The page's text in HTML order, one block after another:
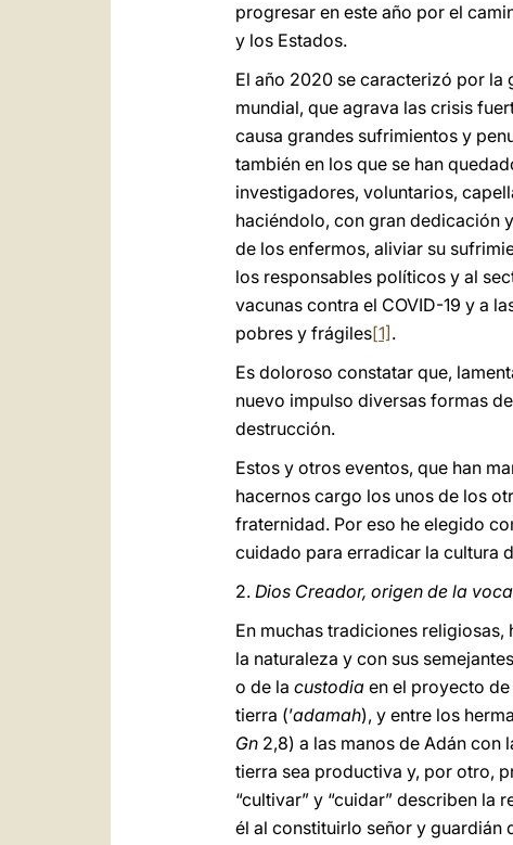
progresar en este año por el
y los Estados.
El año 2020 se caracterizó por la
mundial, que agrava las crisis
causa grandes sufrimientos y
también en los que se han
investigadores, voluntarios,
haciéndolo, con gran dedicación
de los enfermos, aliviar su
los responsables políticos y al
vacunas contra el COVID-19 y a
pobres y frágiles[1] .
Es doloroso constatar que,
nuevo impulso diversas formas
destrucción.
Estos y otros eventos, que han
hacernos cargo los unos de los
fraternidad. Por eso he elegido
cuidado para erradicar la cultura
2. Dios Creador, origen de la
En muchas tradiciones
la naturaleza y con sus
o de la custodia en el proyecto
tierra (’adamah), y entre los
Gn 2,8) a las manos de Adán con
tierra sea productiva y, por otro,
“cultivar” y “cuidar” describen la
él al constituirlo señor y guardián